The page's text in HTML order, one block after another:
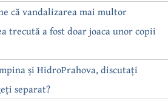
că vandalizarea mai multor
trecută a fost doar joaca unor copii
și HidroPrahova, discutați
separat?